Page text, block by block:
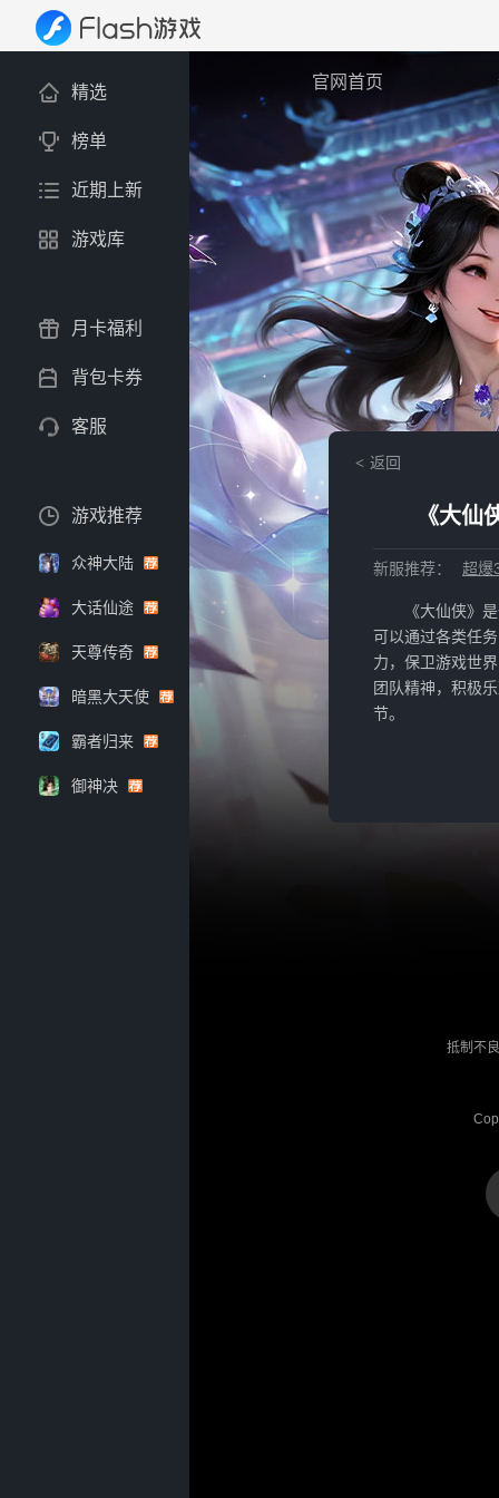
官网首页
返回
《大仙
新服推荐： 超爆
《大仙侠》
可以通过各类任
力，保卫游戏世
团队精神，积极
节。
精选
榜单
近期上新
游戏库
月卡福利
背包卡券
客服
游戏推荐
众神大陆
大话仙途
天尊传奇
暗黑大天使
霸者归来
御神决
抵制不